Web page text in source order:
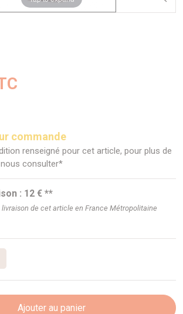
commande
renseigné pour cet article, pour plus de
consulter*
: 12 € **
de cet article en France Métropolitaine
Ajouter au panier